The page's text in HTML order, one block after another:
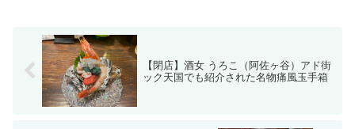
【閉店】酒女 うろこ（阿佐ヶ谷）アド街
ック天国でも紹介された名物痛風玉手箱